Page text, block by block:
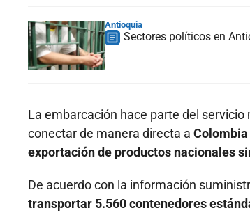
Antioquia
Sectores políticos en
La embarcación hace parte del
conectar de manera directa a
exportación de productos nacionales
De acuerdo con la información
transportar 5.560 contenedores